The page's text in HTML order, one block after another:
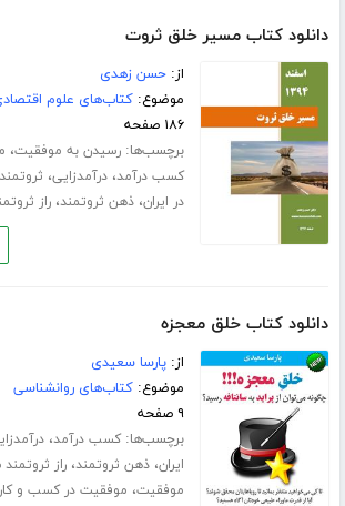
دانلود کتاب مسیر خلق ثروت
از:حسن زهدی
موضوع:کتاب‌های علوم
۱۸۶ صفحه
برچسب‌ها:رسیدن به موفقیت،
کسب درآمد،درآمدزایی،
در ایران،ذهن ثروتمند،راز
دانلود کتاب خلق معجزه
از:پارسا سعیدی
موضوع:کتاب‌های روانشناسی
۹ صفحه
برچسب‌ها:کسب درآمد،
ایران،ذهن ثروتمند،راز
موفقیت، موفقیت در کسب و کار